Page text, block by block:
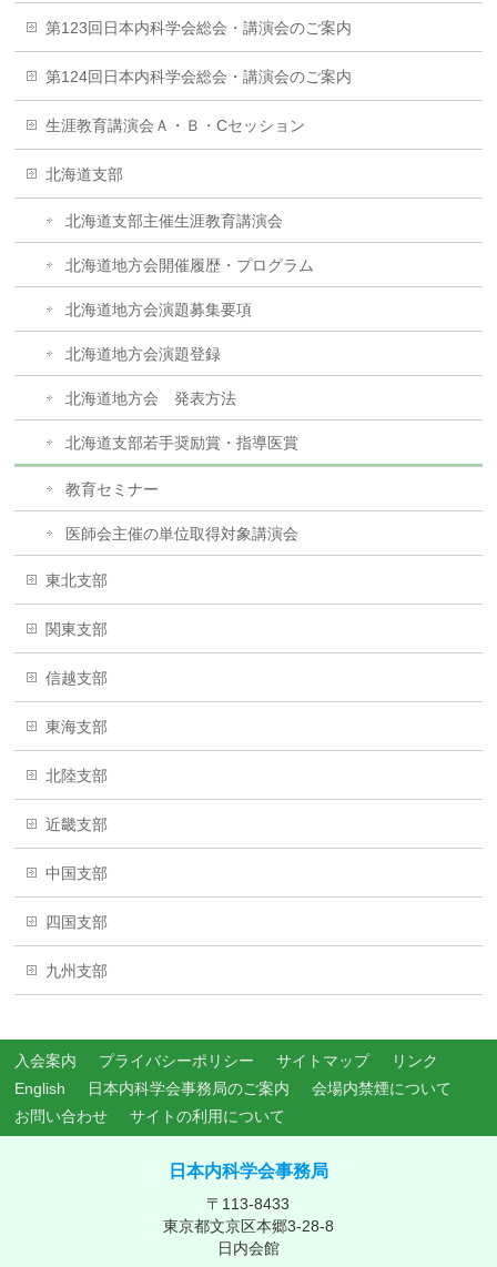
第123回日本内科学会総会・講演会のご案内
第124回日本内科学会総会・講演会のご案内
生涯教育講演会Ａ・Ｂ・Cセッション
北海道支部
北海道支部主催生涯教育講演会
北海道地方会開催履歴・プログラム
北海道地方会演題募集要項
北海道地方会演題登録
北海道地方会 発表方法
北海道支部若手奨励賞・指導医賞
教育セミナー
医師会主催の単位取得対象講演会
東北支部
関東支部
信越支部
東海支部
北陸支部
近畿支部
中国支部
四国支部
九州支部
入会案内 プライバシーポリシー サイトマップ
リンク
English
日本内科学会事務局のご案内
会場内禁煙について
お問い合わせ
サイトの利用について
日本内科学会事務局
〒113-8433
東京都文京区本郷3-28-8
日内会館